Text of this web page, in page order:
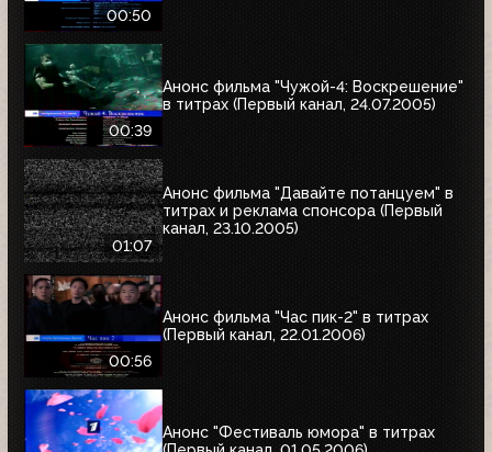
00:50
00:39
Анонс фильма "Чужой-4: Воскрешение"
в титрах (Первый канал, 24.07.2005)
01:07
Анонс фильма "Давайте потанцуем" в
титрах и реклама спонсора (Первый
канал, 23.10.2005)
00:56
Анонс фильма "Час пик-2" в титрах
(Первый канал, 22.01.2006)
Анонс "Фестиваль юмора" в титрах